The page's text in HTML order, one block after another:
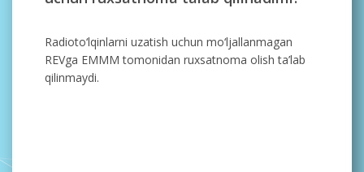
Radioto‘lqinlarni uzatish uchun mo‘ljallanmagan
REVga EMMM tomonidan ruxsatnoma olish ta’lab
qilinmaydi.